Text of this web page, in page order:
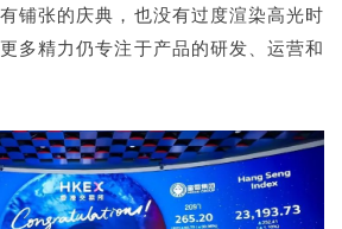
铺张的庆典，也没有过度渲染高光时
多精力仍专注于产品的研发、运营和